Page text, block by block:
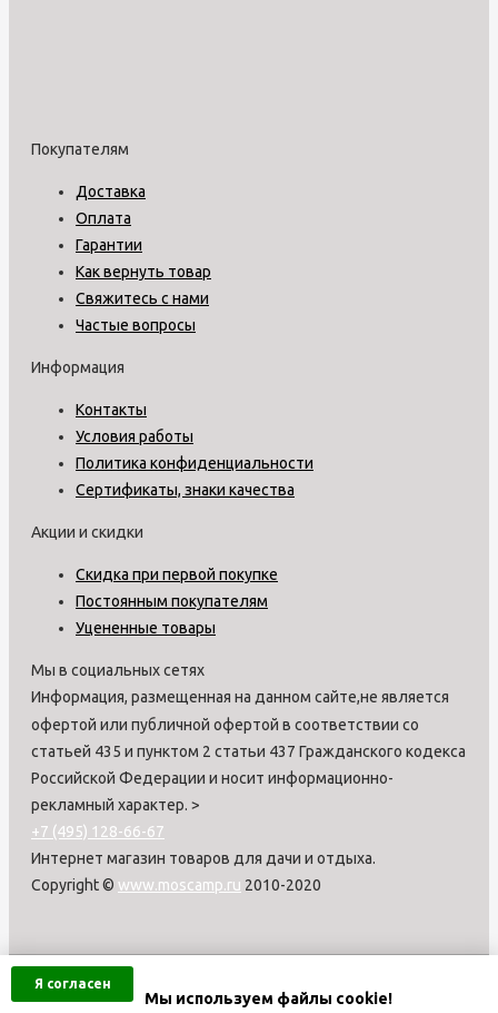
Я согласен
Мы используем файлы cookie!
Покупателям
Доставка
Оплата
Гарантии
Как вернуть товар
Свяжитесь с нами
Частые вопросы
Информация
Контакты
Условия работы
Политика конфиденциальности
Сертификаты, знаки качества
Акции и скидки
Скидка при первой покупке
Постоянным покупателям
Уцененные товары
Мы в социальных сетях
Информация, размещенная на данном сайте,не является
офертой или публичной офертой в соответствии со
статьей 435 и пунктом 2 статьи 437 Гражданского кодекса
Российской Федерации и носит информационно-
рекламный характер. >
+7 (495) 128-66-67
Интернет магазин товаров для дачи и отдыха.
Copyright © www.moscamp.ru 2010-2020